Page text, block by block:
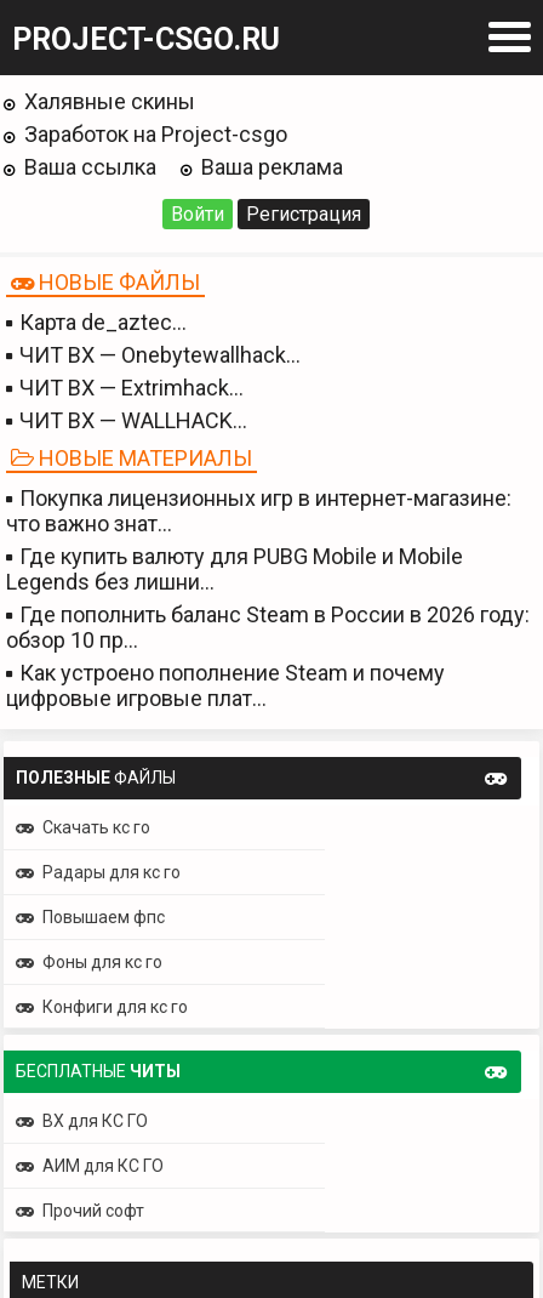
PROJECT-CSGO.RU
Халявные скины
Заработок на Project-csgo
Ваша ссылка
Ваша реклама
Войти Регистрация
НОВЫЕ ФАЙЛЫ
Карта de_aztec…
ЧИТ BX — Onebytewallhack…
ЧИТ BX — Extrimhack…
ЧИТ BX — WALLHACK…
НОВЫЕ МАТЕРИАЛЫ
Покупка лицензионных игр в интернет-магазине:
что важно знат…
Где купить валюту для PUBG Mobile и Mobile
Legends без лишни…
Где пополнить баланс Steam в России в 2026 году:
обзор 10 пр…
Как устроено пополнение Steam и почему
цифровые игровые плат…
ПОЛЕЗНЫЕФАЙЛЫ
Скачать кс го
Радары для кс го
Повышаем фпс
Фоны для кс го
Конфиги для кс го
БЕСПЛАТНЫЕ ЧИТЫ
ВХ для КС ГО
АИМ для КС ГО
Прочий софт
МЕТКИ